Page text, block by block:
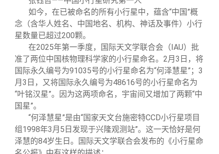
如今，在已被命名的所有小行星中，蕴含“中国”概
念（含华人姓名、中国地名、机构、神话及事件）小行
星数量已超过200颗。
在2025年第一季度，国际天文学联合会（IAU）批
准了两位中国核物理科学家的小行星命名。2月3日，将
国际永久编号为91035号的小行星命名为“何泽慧星”；3
月3日，又将国际永久编号为48616号的小行星命名为
“叶铭汉星”。因为这两项命名，宇宙间又增加了两颗“中
国星”。
“何泽慧星”是由“国家天文台施密特CCD小行星项目
组1998年3月5日发现于兴隆观测站”。这一天恰好是何
泽慧的84岁生日。国际天文学联合会发布的《小行星命